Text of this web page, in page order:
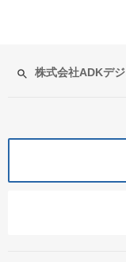
株式会社ADKデ